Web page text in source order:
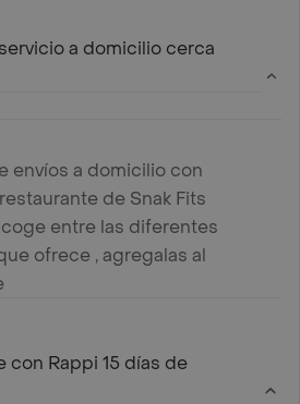
a domicilio cerca
envíos a domicilio con
de Snak Fits
entre las diferentes
ofrece , agregalas al
con Rappi 15 días de